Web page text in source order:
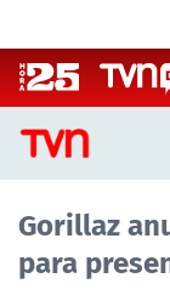
CASTING
CASTING TVN
Gorillaz
para